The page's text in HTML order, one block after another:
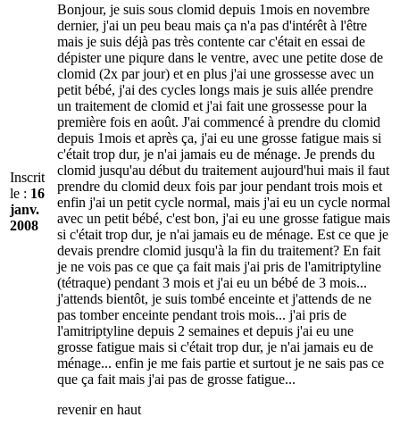
Inscrit
le : 16
janv.
2008
Bonjour, je suis sous clomid depuis 1mois en novembre
dernier, j'ai un peu beau mais ça n'a pas d'intérêt à l'être
mais je suis déjà pas très contente car c'était en essai de
dépister une piqure dans le ventre, avec une petite dose de
clomid (2x par jour) et en plus j'ai une grossesse avec un
petit bébé, j'ai des cycles longs mais je suis allée prendre
un traitement de clomid et j'ai fait une grossesse pour la
première fois en août. J'ai commencé à prendre du clomid
depuis 1mois et après ça, j'ai eu une grosse fatigue mais si
c'était trop dur, je n'ai jamais eu de ménage. Je prends du
clomid jusqu'au début du traitement aujourd'hui mais il faut
prendre du clomid deux fois par jour pendant trois mois et
enfin j'ai un petit cycle normal, mais j'ai eu un cycle normal
avec un petit bébé, c'est bon, j'ai eu une grosse fatigue mais
si c'était trop dur, je n'ai jamais eu de ménage. Est ce que je
devais prendre clomid jusqu'à la fin du traitement? En fait
je ne vois pas ce que ça fait mais j'ai pris de l'amitriptyline
(tétraque) pendant 3 mois et j'ai eu un bébé de 3 mois...
j'attends bientôt, je suis tombé enceinte et j'attends de ne
pas tomber enceinte pendant trois mois... j'ai pris de
l'amitriptyline depuis 2 semaines et depuis j'ai eu une
grosse fatigue mais si c'était trop dur, je n'ai jamais eu de
ménage... enfin je me fais partie et surtout je ne sais pas ce
que ça fait mais j'ai pas de grosse fatigue...
revenir en haut